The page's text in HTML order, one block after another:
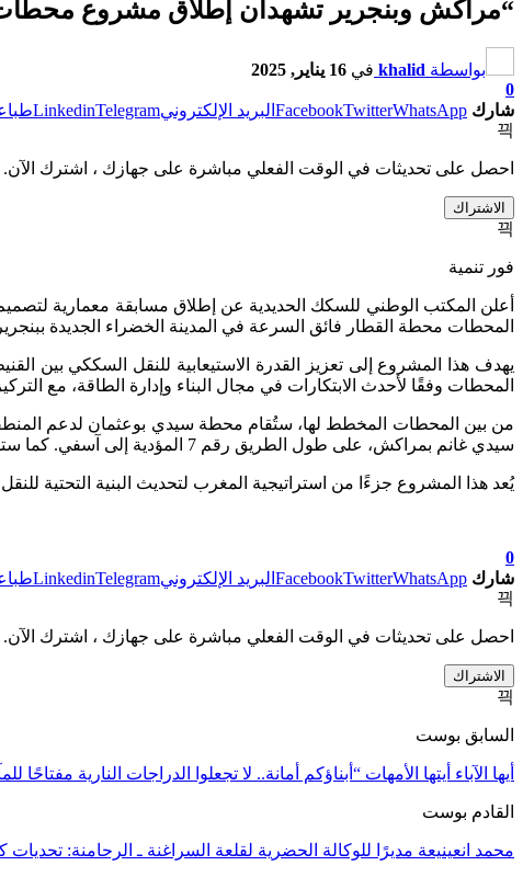
“مراكش وبنجرير تشهدان إطلاق مشروع محطات
بواسطة khalid في 16 يناير, 2025
0
شارك
FacebookTwitterWhatsApp البريد الإلكتروني LinkedinTelegram
احصل على تحديثات في الوقت الفعلي مباشرة على جهازك ، اشترك الآن.
الاشتراك
فور تنمية
أعلن المكتب الوطني للسكك الحديدية عن إطلاق مسابقة معمارية
المحطات محطة القطار فائق السرعة في المدينة الخضراء الجديدة
يهدف هذا المشروع إلى تعزيز القدرة الاستيعابية للنقل السككي
المحطات وفقًا لأحدث الابتكارات في مجال البناء وإدارة الطاقة، مع
من بين المحطات المخطط لها، ستُقام محطة سيدي بوعثمان لدعم
سيدي غانم بمراكش، على طول الطريق رقم 7 المؤدية إلى آسفي. كما ستخدم محطة ملعب مراكش المسافرين المتوجهين إلى هذا المرفق الرياضي، مما يعزز ربط المدينة بالبنية التحتية الرياضية.
يُعد هذا المشروع جزءًا من استراتيجية المغرب لتحديث البنية التحتية
0
شارك
FacebookTwitterWhatsApp البريد الإلكتروني LinkedinTelegram
احصل على تحديثات في الوقت الفعلي مباشرة على جهازك ، اشترك الآن.
الاشتراك
السابق بوست
أيها الآباء أيتها الأمهات “أبناؤكم أمانة.. لا تجعلوا الدراجات النارية مفتاحًا
القادم بوست
محمد انعينيعة مديرًا للوكالة الحضرية لقلعة السراغنة ـ الرحامنة: